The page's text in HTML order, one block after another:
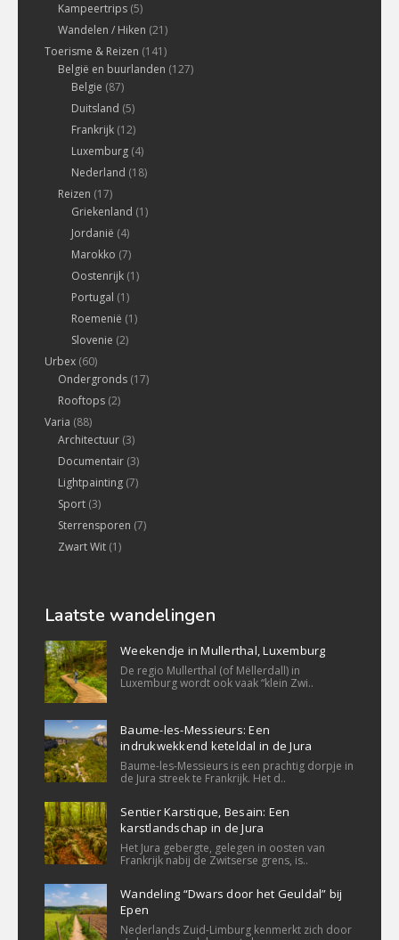
Kampeertrips (5)
Wandelen / Hiken (21)
Toerisme & Reizen (141)
België en buurlanden (127)
Belgie (87)
Duitsland (5)
Frankrijk (12)
Luxemburg (4)
Nederland (18)
Reizen (17)
Griekenland (1)
Jordanië (4)
Marokko (7)
Oostenrijk (1)
Portugal (1)
Roemenië (1)
Slovenie (2)
Urbex (60)
Ondergronds (17)
Rooftops (2)
Varia (88)
Architectuur (3)
Documentair (3)
Lightpainting (7)
Sport (3)
Sterrensporen (7)
Zwart Wit (1)
Laatste wandelingen
Weekendje in Mullerthal, Luxemburg
De regio Mullerthal (of Mëllerdall) in
Luxemburg wordt ook vaak “klein Zwi..
Baume-les-Messieurs: Een
indrukwekkend keteldal in de Jura
Baume-les-Messieurs is een prachtig dorpje in
de Jura streek te Frankrijk. Het d..
Sentier Karstique, Besain: Een
karstlandschap in de Jura
Het Jura gebergte, gelegen in oosten van
Frankrijk nabij de Zwitserse grens, is..
Wandeling “Dwars door het Geuldal” bij
Epen
Nederlands Zuid-Limburg kenmerkt zich door